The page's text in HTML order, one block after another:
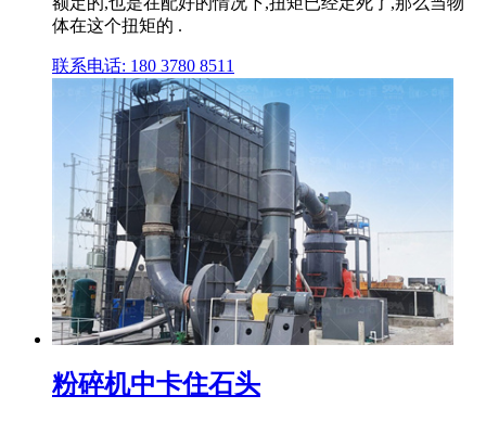
体在这个扭矩的 .
联系电话: 180 3780 8511
粉碎机中卡住石头